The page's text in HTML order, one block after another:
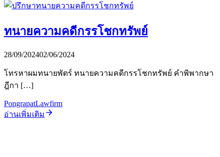
ทนายความคดีกรรโชกทรัพย์
28/09/202402/06/2024
โทรหาผมทนายพัตร์ ทนายความคดีกรรโชกทรัพย์ คำพิพากษา
ฎีกา […]
PongrapatLawfirm
อ่านเพิ่มเติม